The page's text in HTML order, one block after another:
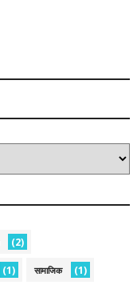
(2)
(1) सामाजिक (1)